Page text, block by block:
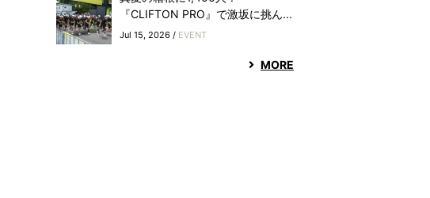
『CLIFTON PRO』で激坂に挑ん...
Jul 15, 2026 / EVENT
MORE